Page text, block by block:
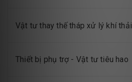
Vật tư thay thế tháp xử lý khí thải
Thiết bị phụ trợ - Vật tư tiêu hao